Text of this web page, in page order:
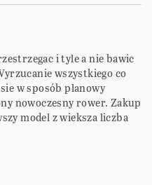
i tyle a nie bawic
wszystkiego co
w sposób planowy
nowoczesny rower. Zakup
model z wieksza liczba